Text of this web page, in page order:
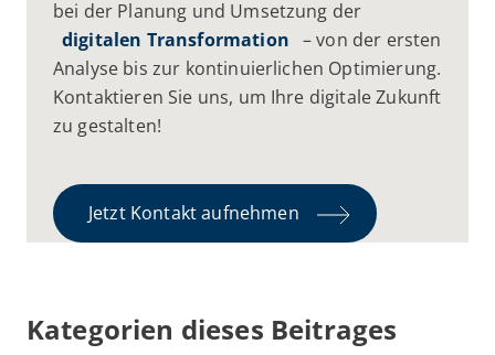
bei der Planung und Umsetzung der
digitalen Transformation – von der ersten
Analyse bis zur kontinuierlichen Optimierung.
Kontaktieren Sie uns, um Ihre digitale Zukunft
zu gestalten!
Jetzt Kontakt aufnehmen
Kategorien dieses Beitrages